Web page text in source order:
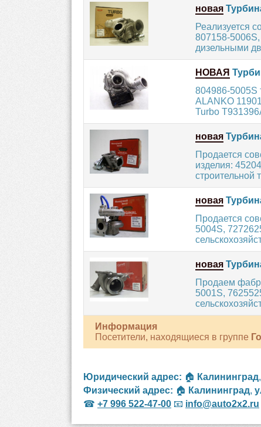
новая
Реализуется
807158-
дизельными
НОВАЯ
804986-5005S
ALANKO
Turbo
новая
Продается
изделия:
строительной
новая
Продается
5004S,
новая
Продаем
5001S,
Информация
Посетители, находящиеся в группе
Юридический адрес: 🏠 Калининград,
Физический адрес: 🏠 Калининград,
☎ +7 996 522-47-00 📧 info@auto2x2.ru